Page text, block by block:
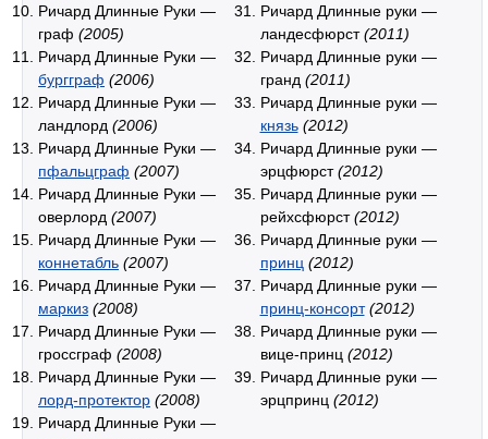
Ричард Длинные Руки —
граф (2005)
Ричард Длинные Руки —
бургграф (2006)
Ричард Длинные Руки —
ландлорд (2006)
Ричард Длинные Руки —
пфальцграф (2007)
Ричард Длинные Руки —
оверлорд (2007)
Ричард Длинные Руки —
коннетабль (2007)
Ричард Длинные Руки —
маркиз (2008)
Ричард Длинные Руки —
гроссграф (2008)
Ричард Длинные Руки —
лорд-протектор (2008)
Ричард Длинные Руки —
Ричард Длинные руки —
ландесфюрст(2011)
Ричард Длинные руки —
гранд (2011)
Ричард Длинные руки —
князь (2012)
Ричард Длинные руки —
эрцфюрст(2012)
Ричард Длинные руки —
рейхсфюрст(2012)
Ричард Длинные руки —
принц (2012)
Ричард Длинные руки —
принц-консорт (2012)
Ричард Длинные руки —
вице-принц (2012)
Ричард Длинные руки —
эрцпринц (2012)